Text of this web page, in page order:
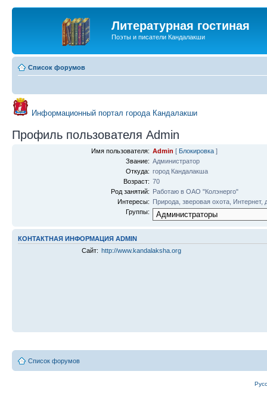
Литературная гостиная
Поэты и писатели Кандалакши
Список форумов
Информационный портал города Кандалакши
Профиль пользователя Admin
Имя пользователя: Admin [ Блокировка]
Звание: Администратор
Откуда: город Кандалакша
Возраст: 70
Род занятий: Работаю в ОАО "Колэнерго"
Интересы: Природа, зверовая охота, Интернет,
Группы:
КОНТАКТНАЯ ИНФОРМАЦИЯ ADMIN
Сайт: http://www.kandalaksha.org
Список форумов